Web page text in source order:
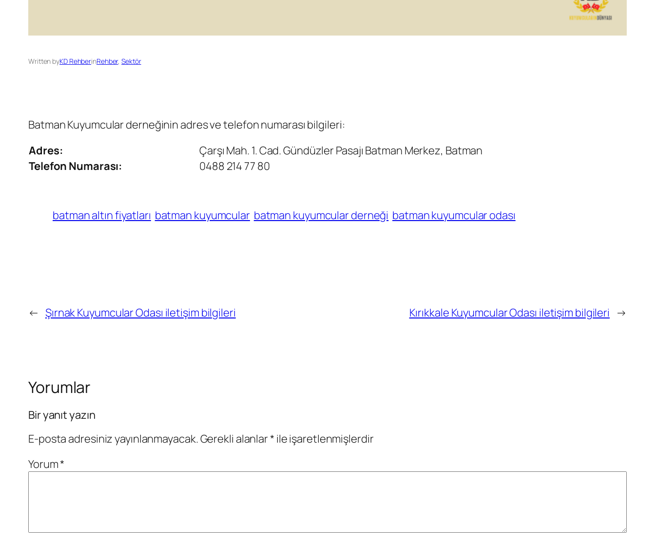
Written byKD RehberinRehber, Sektör
Batman Kuyumcular derneğinin adres ve telefon numarası bilgileri:
Adres:
Çarşı Mah. 1. Cad. Gündüzler Pasajı Batman Merkez, Batman
Telefon Numarası:
0488 214 77 80
batman altın fiyatları batman kuyumcular batman kuyumcular derneği batman kuyumcular odası
← Şırnak Kuyumcular Odası iletişim bilgileri Kırıkkale Kuyumcular Odası iletişim bilgileri →
Yorumlar
Bir yanıt yazın
E-posta adresiniz yayınlanmayacak.Gerekli alanlar* ile işaretlenmişlerdir
Yorum*